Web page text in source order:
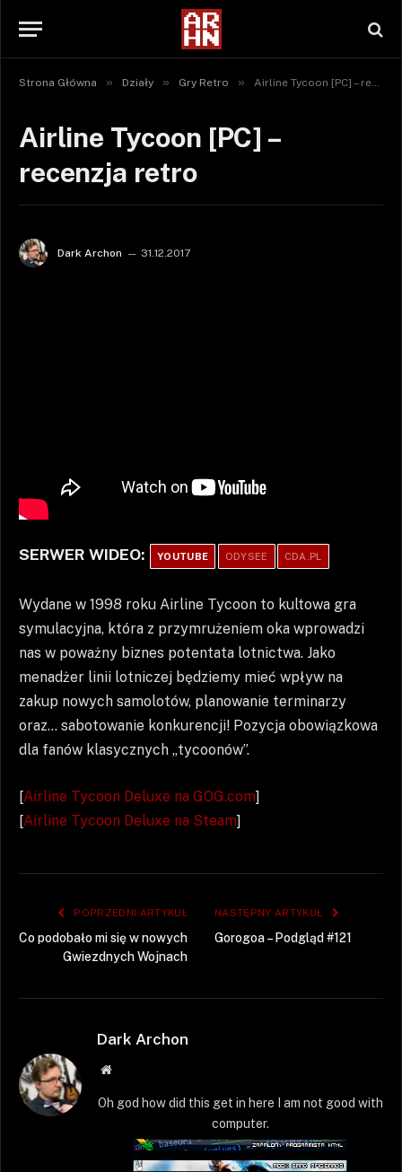
Strona Główna » Działy » Gry Retro » Airline Tycoon [PC] – recenzja retro
Airline Tycoon [PC] –
recenzja retro
Dark Archon 31.12.2017
SERWER WIDEO: YOUTUBE ODYSEE CDA.PL
Wydane w 1998 roku Airline Tycoon to kultowa gra
symulacyjna, która z przymrużeniem oka wprowadzi
nas w poważny biznes potentata lotnictwa. Jako
menadżer linii lotniczej będziemy mieć wpływ na
zakup nowych samolotów, planowanie terminarzy
oraz… sabotowanie konkurencji! Pozycja obowiązkowa
dla fanów klasycznych „tycoonów”.
[Airline Tycoon Deluxe na GOG.com]
[Airline Tycoon Deluxe na Steam]
POPRZEDNI ARTYKUŁ
Co podobało mi się w nowych
Gwiezdnych Wojnach
NASTĘPNY ARTYKUŁ
Gorogoa – Podgląd #121
Dark Archon
Strona
Oh god how did this get in here I am not good with
computer.